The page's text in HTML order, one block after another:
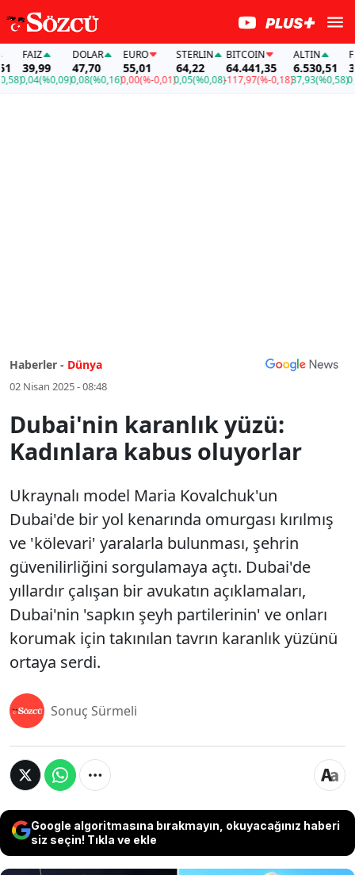
FAİZ
39,99
0,04(%0,09)
DOLAR
47,70
0,08(%0,16)
EURO
55,01
0,00(%-0,01)
STERLIN
64,22
0,05(%0,08)
BITCOIN
64.441,35
-117,97(%-0,18)
ALTIN
6.530,51
37,93(%0,58)
FAİZ
0,04
Haberler - Dünya
02 Nisan 2025 - 08:48
Dubai'nin karanlık yüzü:
Kadınlara kabus oluyorlar
Ukraynalı model Maria Kovalchuk'un
Dubai'de bir yol kenarında omurgası kırılmış
ve 'kölevari' yaralarla bulunması, şehrin
güvenilirliğini sorgulamaya açtı. Dubai'de
yıllardır çalışan bir avukatın açıklamaları,
Dubai'nin 'sapkın şeyh partilerinin' ve onları
korumak için takınılan tavrın karanlık yüzünü
ortaya serdi.
Sonuç Sürmeli
Google algoritmasına bırakmayın, okuyacağınız haberi
siz seçin! Tıkla ve ekle